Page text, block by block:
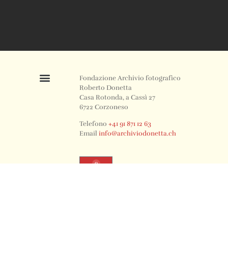
Fondazione Archivio fotografico
Roberto Donetta
Casa Rotonda, a Cassì 27
6722 Corzoneso
Telefono+41 91 871 12 63
Emailinfo@archiviodonetta.ch
0